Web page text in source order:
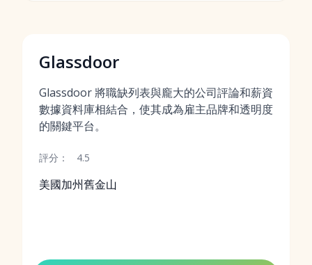
Glassdoor
Glassdoor 將職缺列表與龐大的公司評論和薪資
數據資料庫相結合，使其成為雇主品牌和透明度
的關鍵平台。
評分： 4.5
美國加州舊金山